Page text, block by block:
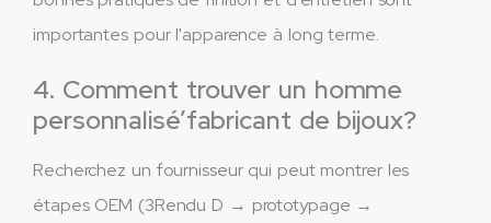
importantes pour l'apparence à long terme.
4. Comment trouver un homme
personnalisé’fabricant de bijoux?
Recherchez un fournisseur qui peut montrer les
étapes OEM (3Rendu D → prototypage →